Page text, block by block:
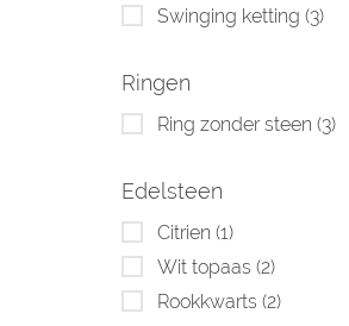
Swinging ketting (3)
Ringen
Ring zonder steen (3)
Edelsteen
Citrien (1)
Wit topaas (2)
Rookkwarts (2)